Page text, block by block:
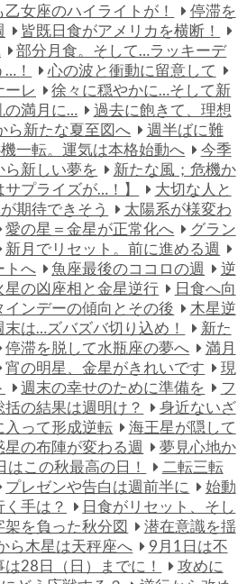
乙女座のハイライトが！
停滞を
皆既日食がアメリカを横断！
部分月食。そして…ラッキーデ
！
心の波と衝動に留意して
ーレ
徐々に穏やかに…そして新
の満月に…
過去に飽きて、理想
ら新たな夏至図へ
週半ばに難
一転。運気は本格始動へ
今季
ら新しい夢を
新たな風；危機か
プライズが…！】
大切な人と
期待できそう
太陽系が様変わ
愛の星＝金星が正常化へ
グラン
新月でリセット。前に進める週
トへ
魚座最後のココロの週
逆
星の凶座相と金星逆行
日食へ向
インデーの傾向とその後
木星逆
末は…ズバズバ切り込め！
新た
停滞を脱して水瓶座の夢へ
満月
宵の明星、金星がきれいです
現
週末の幸せのために準備を
フ
括の結果は週明け？
身近ないざ
入って形成逆転
海王星が隠して
星の布陣が変わる週
夢見心地か
はこの秋最高の日！
二転三転
プレゼンや告白は週前半に
始動
手は？
日食がリセット、そし
架を負った秋分図
潜在意識を揺
ら木星は天秤座へ
9月1日は不
は28日（日）までに！
攻めに